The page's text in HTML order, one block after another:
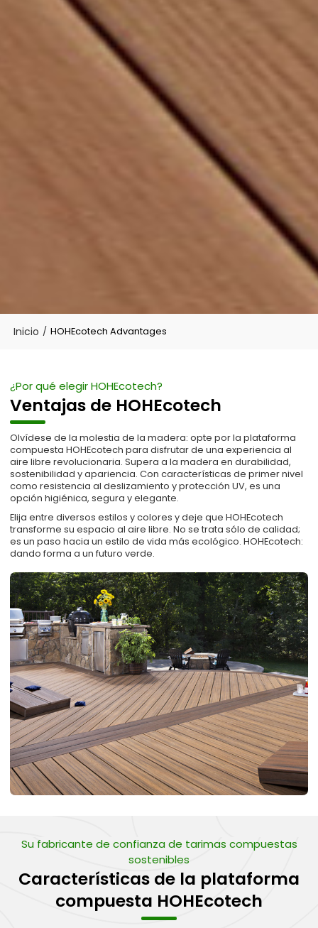
Inicio / HOHEcotech Advantages
¿Por qué elegir HOHEcotech?
Ventajas de HOHEcotech
Olvídese de la molestia de la madera: opte por la plataforma
compuesta HOHEcotech para disfrutar de una experiencia al
aire libre revolucionaria. Supera a la madera en durabilidad,
sostenibilidad y apariencia. Con características de primer nivel
como resistencia al deslizamiento y protección UV, es una
opción higiénica, segura y elegante.
Elija entre diversos estilos y colores y deje que HOHEcotech
transforme su espacio al aire libre. No se trata sólo de calidad;
es un paso hacia un estilo de vida más ecológico. HOHEcotech:
dando forma a un futuro verde.
Su fabricante de confianza de tarimas compuestas
sostenibles
Características de la plataforma
compuesta HOHEcotech